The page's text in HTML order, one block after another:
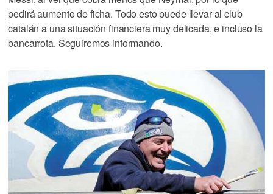
pedirá aumento de ficha. Todo esto puede llevar al club
catalán a una situación financiera muy delicada, e incluso la
bancarrota. Seguiremos informando.